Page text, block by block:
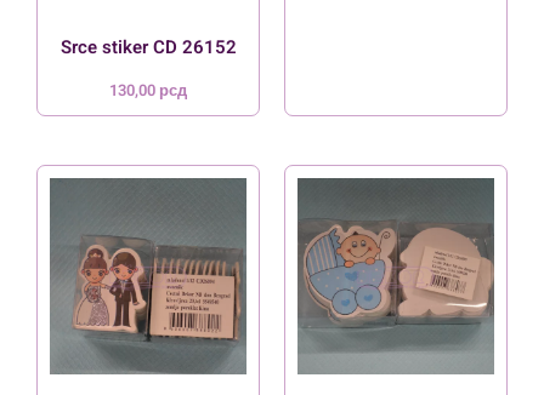
Srce stiker CD 26152
130,00 рсд